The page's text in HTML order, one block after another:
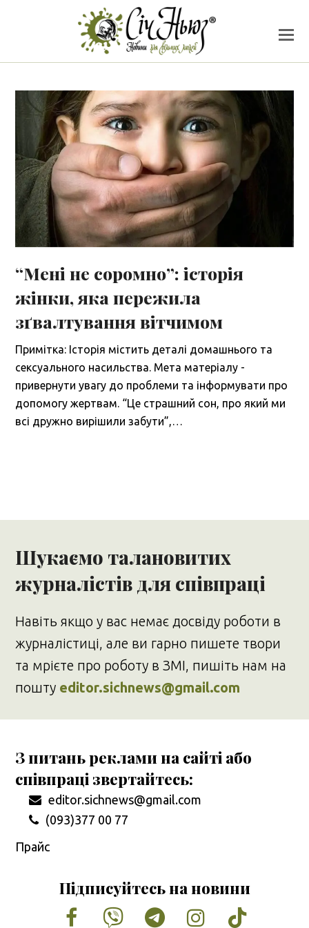
“Мені не соромно”: історія
жінки, яка пережила
зґвалтування вітчимом
Примітка: Історія містить деталі домашнього та
сексуального насильства. Мета матеріалу -
привернути увагу до проблеми та інформувати про
допомогу жертвам. “Це страшний сон, про який ми
всі дружно вирішили забути”,…
Шукаємо талановитих
журналістів для співпраці
Навіть якщо у вас немає досвіду роботи в
журналістиці, але ви гарно пишете твори
та мрієте про роботу в ЗМІ, пишіть нам на
пошту editor.sichnews@gmail.com
З питань реклами на сайті або
співпраці звертайтесь:
editor.sichnews@gmail.com
(093)377 00 77
Прайс
Підписуйтесь на новини
Facebook
VimeoTumblrInstagram
Tiktok